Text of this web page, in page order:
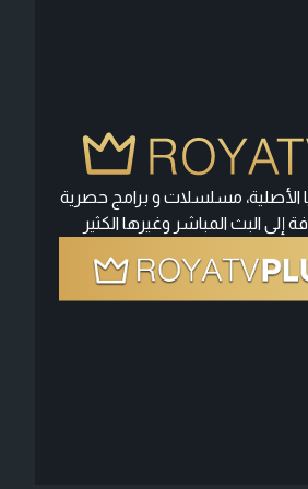
الأصلية، مسلسلات و برامج حصرية
البث المباشر وغيرها الكثير